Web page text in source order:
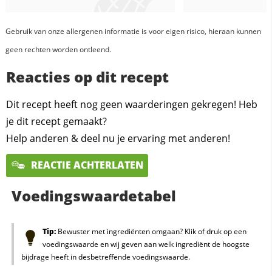
Gebruik van onze allergenen informatie is voor eigen risico, hieraan kunnen
geen rechten worden ontleend.
Reacties op dit recept
Dit recept heeft nog geen waarderingen gekregen! Heb
je dit recept gemaakt?
Help anderen & deel nu je ervaring met anderen!
REACTIE ACHTERLATEN
Voedingswaardetabel
Tip:Bewuster met ingrediënten omgaan? Klik of druk op een
voedingswaarde en wij geven aan welk ingrediënt de hoogste
bijdrage heeft in desbetreffende voedingswaarde.